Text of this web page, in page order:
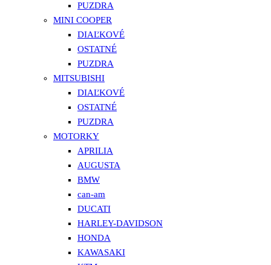
PUZDRA
MINI COOPER
DIAĽKOVÉ
OSTATNÉ
PUZDRA
MITSUBISHI
DIAĽKOVÉ
OSTATNÉ
PUZDRA
MOTORKY
APRILIA
AUGUSTA
BMW
can-am
DUCATI
HARLEY-DAVIDSON
HONDA
KAWASAKI